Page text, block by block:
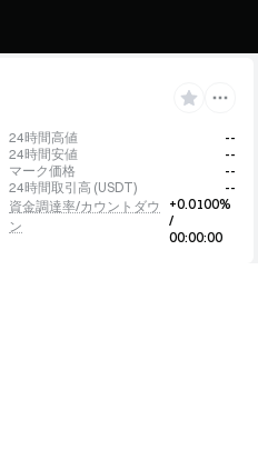
24時間高値
--
24時間安値
--
マーク価格
--
24時間取引高 (USDT)
--
資金調達率/カウントダウ
ン
+0.0100%
/
00:00:00